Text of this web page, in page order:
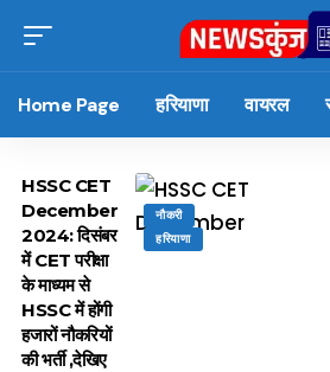
Home Page हरियाणा वायरल
नौकरी
हरियाणा
HSSC CET
December
2024: दिसंबर
में CET परीक्षा
के माध्यम से
HSSC में होंगी
हजारों नौकरियों
की भर्ती ,देखिए